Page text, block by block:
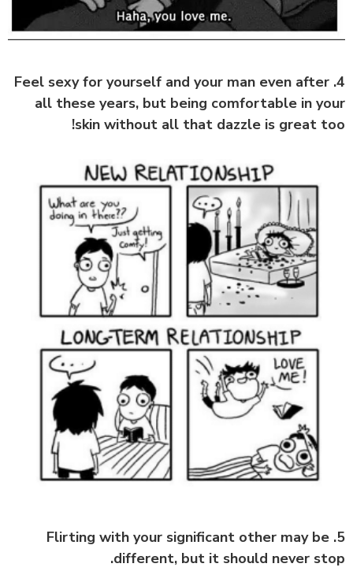
4. Feel sexy for yourself and your man even after
all these years, but being comfortable in your
skin without all that dazzle is great too!
5. Flirting with your significant other may be
different, but it should never stop.